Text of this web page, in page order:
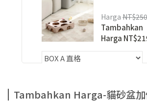
Harga NT$250
Tambahkan
Harga
Tambahkan Harga-貓砂盆加